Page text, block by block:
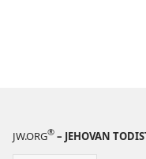
JW.ORG® – JEHOVAN